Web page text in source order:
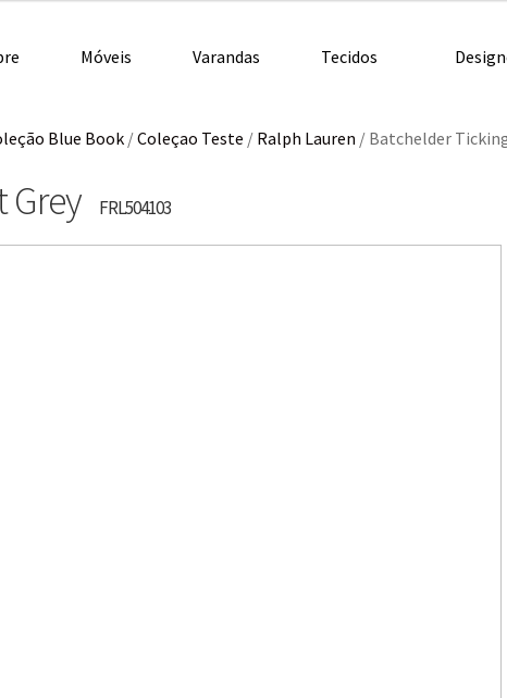
Móveis Varandas Tecidos
Blue Book /Coleçao Teste / Ralph Lauren / Batchelder
Grey FRL504103